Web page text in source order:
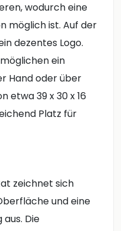
wodurch eine
möglich ist. Auf der
dezentes Logo.
ein
Hand oder über
etwa 39 x 30 x 16
Platz für
zeichnet sich
und eine
Die